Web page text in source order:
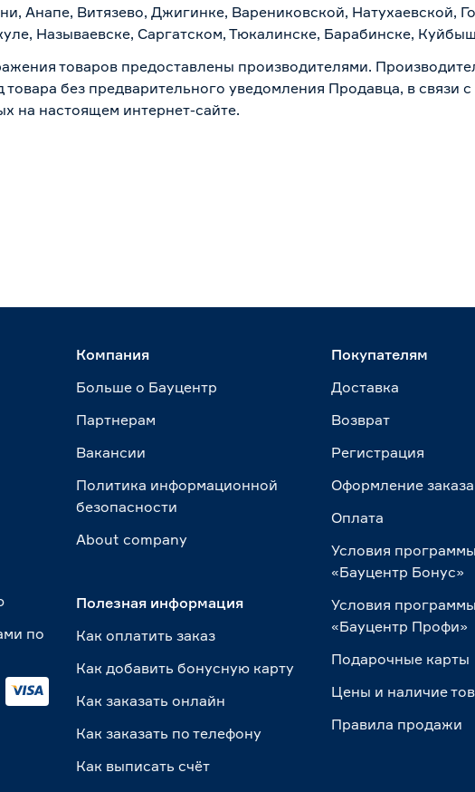
Анапе, Витязево, Джигинке, Варениковской, Натухаевской,
Называевске, Саргатском, Тюкалинске, Барабинске,
товаров предоставлены производителями.
без предварительного уведомления Продавца, в связи
на настоящем интернет-сайте.
по
Компания
Больше о Бауцентр
Партнерам
Вакансии
Политика информационной
безопасности
About сompany
Полезная информация
Как оплатить заказ
Как добавить бонусную карту
Как заказать онлайн
Как заказать по телефону
Как выписать счёт
Покупателям
Доставка
Возврат
Регистрация
Оформление заказа
Оплата
Условия
«Бауцентр Бонус»
Условия
«Бауцентр Профи»
Подарочные карты
Цены и наличие
Правила продажи